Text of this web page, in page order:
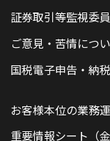
証券取引等監視委
ご意見・苦情につ
国税電子申告・納
お客様本位の業務
重要情報シート（